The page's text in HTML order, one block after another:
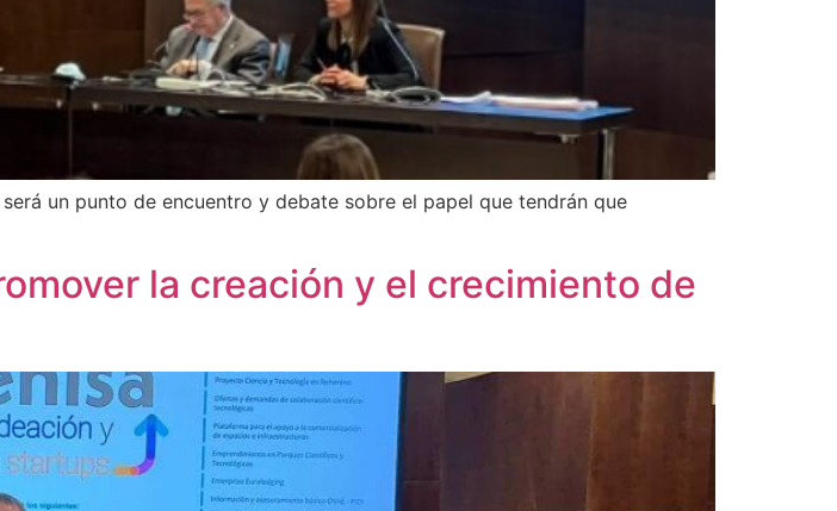
un punto de encuentro y debate sobre el papel que tendrán que
la creación y el crecimiento de